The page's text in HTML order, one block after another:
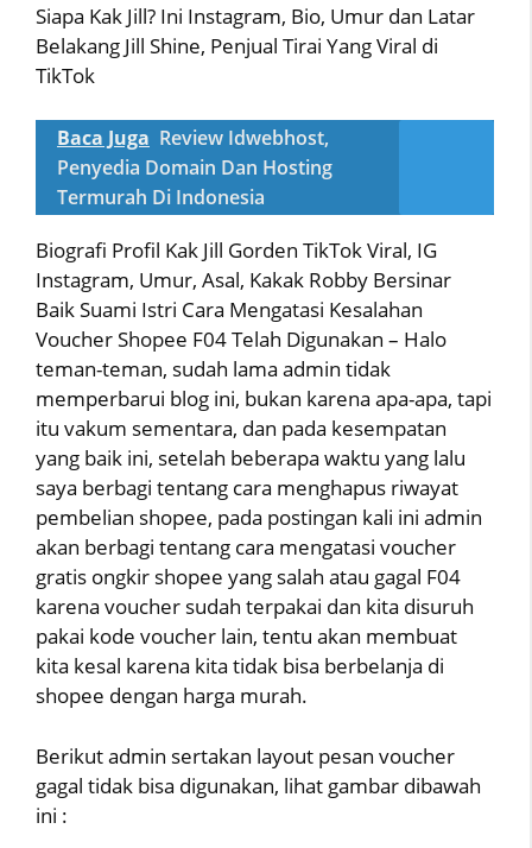
Siapa Kak Jill? Ini Instagram, Bio, Umur dan Latar
Belakang Jill Shine, Penjual Tirai Yang Viral di
TikTok
Baca Juga Review Idwebhost,
Penyedia Domain Dan Hosting
Termurah Di Indonesia
Biografi Profil Kak Jill Gorden TikTok Viral, IG
Instagram, Umur, Asal, Kakak Robby Bersinar
Baik Suami Istri Cara Mengatasi Kesalahan
Voucher Shopee F04 Telah Digunakan – Halo
teman-teman, sudah lama admin tidak
memperbarui blog ini, bukan karena apa-apa, tapi
itu vakum sementara, dan pada kesempatan
yang baik ini, setelah beberapa waktu yang lalu
saya berbagi tentang cara menghapus riwayat
pembelian shopee, pada postingan kali ini admin
akan berbagi tentang cara mengatasi voucher
gratis ongkir shopee yang salah atau gagal F04
karena voucher sudah terpakai dan kita disuruh
pakai kode voucher lain, tentu akan membuat
kita kesal karena kita tidak bisa berbelanja di
shopee dengan harga murah.
Berikut admin sertakan layout pesan voucher
gagal tidak bisa digunakan, lihat gambar dibawah
ini :